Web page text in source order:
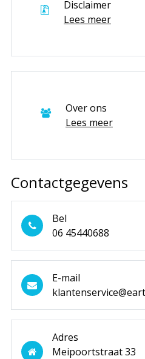
Disclaimer
Lees meer
Over ons
Lees meer
Contactgegevens
Bel
06 45440688
E-mail
Adres
Meipoortstraat 33